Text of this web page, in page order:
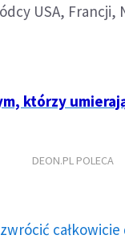
USA, Francji,
którzy
DEON.PL POLECA